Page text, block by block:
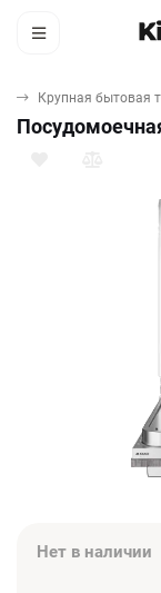
Крупная бытовая
Нет в наличии